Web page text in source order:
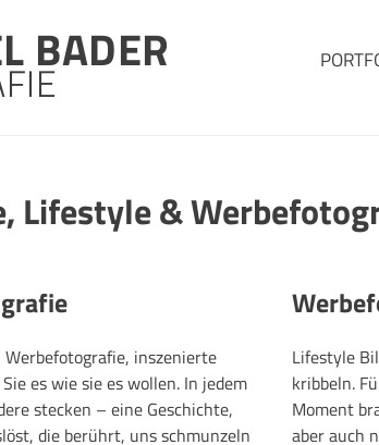
BADER
Lifestyle &
Werbefotografie, inszenierte
es wie sie es wollen. In jedem
stecken – eine Geschichte,
die berührt, uns schmunzeln
Lifestyle
kribbeln.
Moment
aber auch